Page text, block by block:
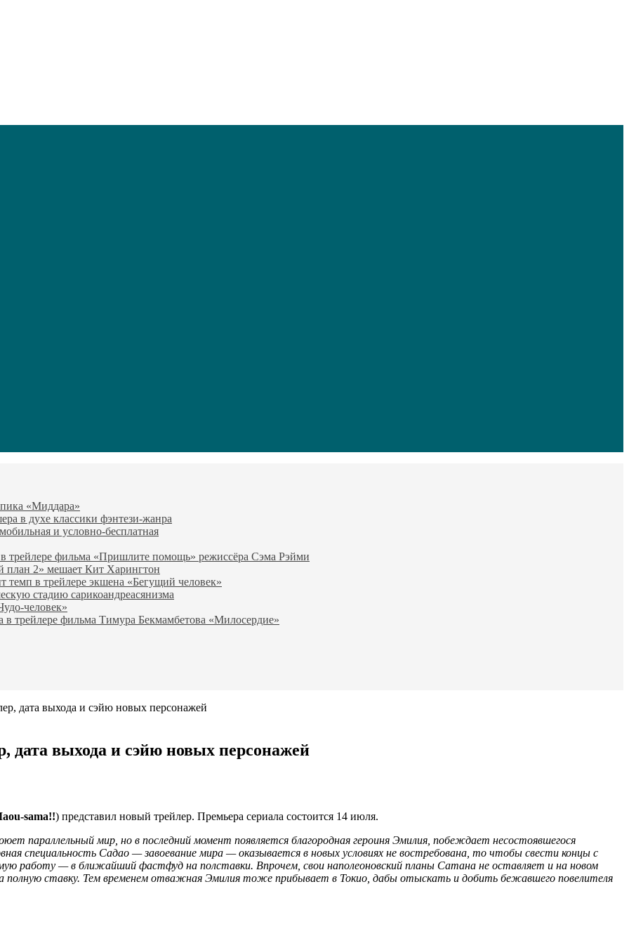
«Миддара»
в духе классики фэнтези-жанра
и условно-бесплатная
трейлере фильма «Пришлите помощь» режиссёра Сэма Рэйми
план 2» мешает Кит Харингтон
в трейлере экшена «Бегущий человек»
стадию сарикоандреасянизма
человек»
трейлере фильма Тимура Бекмамбетова «Милосердие»
дата выхода и сэйю новых персонажей
дата выхода и сэйю новых персонажей
sama!!) представил новый трейлер. Премьера сериала состоится 14 июля.
параллельный мир, но в последний момент появляется благородная героиня Эмилия, побеждает несостоявшегося
специальность Садао — завоевание мира — оказывается в новых условиях не востребована, то чтобы свести концы с
работу — в ближайший фастфуд на полставки. Впрочем, свои наполеоновский планы Сатана не оставляет и на новом
ставку. Тем временем отважная Эмилия тоже прибывает в Токио, дабы отыскать и добить бежавшего повелителя